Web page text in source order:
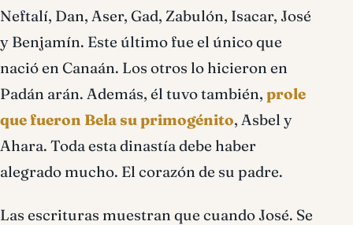
Neftalí, Dan, Aser, Gad, Zabulón, Isacar, José
y Benjamín. Este último fue el único que
nació en Canaán. Los otros lo hicieron en
Padán arán. Además, él tuvo también, prole
que fueron Bela su primogénito, Asbel y
Ahara. Toda esta dinastía debe haber
alegrado mucho. El corazón de su padre.
Las escrituras muestran que cuando José. Se